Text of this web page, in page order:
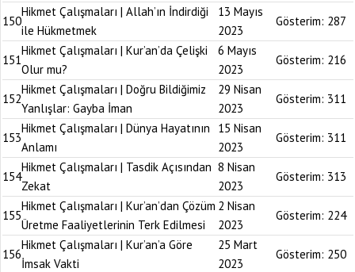
150
Hikmet Çalışmaları | Allah’ın İndirdiği
ile Hükmetmek
13 Mayıs
2023
Gösterim: 287
151
Hikmet Çalışmaları | Kur’an’da Çelişki
Olur mu?
6 Mayıs
2023
Gösterim: 216
152
Hikmet Çalışmaları | Doğru Bildiğimiz
Yanlışlar: Gayba İman
29 Nisan
2023
Gösterim: 311
153
Hikmet Çalışmaları | Dünya Hayatının
Anlamı
15 Nisan
2023
Gösterim: 311
154
Hikmet Çalışmaları | Tasdik Açısından
Zekat
8 Nisan
2023
Gösterim: 313
155
Hikmet Çalışmaları | Kur’an’dan Çözüm
Üretme Faaliyetlerinin Terk Edilmesi
2 Nisan
2023
Gösterim: 224
156
Hikmet Çalışmaları | Kur’an’a Göre
İmsak Vakti
25 Mart
2023
Gösterim: 250